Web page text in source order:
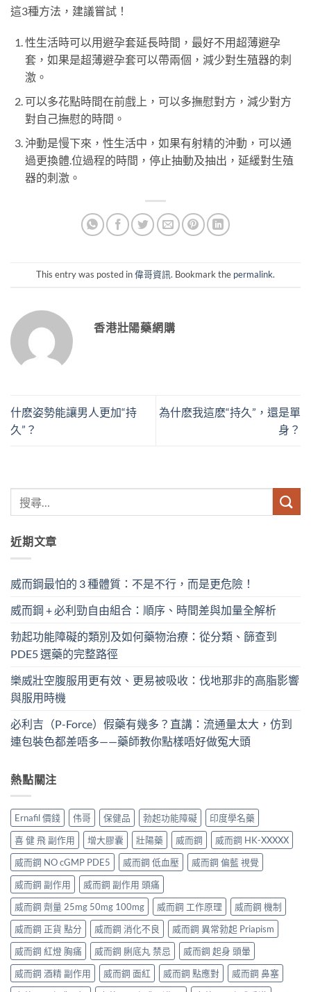
這3種方法，建議嘗試！
性生活時可以用避孕套延長時間，最好不用超薄避孕
套，如果是超薄避孕套可以帶兩個，減少對生殖器的刺
激。
可以多花點時間在前戲上，可以多撫慰對方，減少對方
對自己撫慰的時間。
沖動是慢下來，性生活中，如果有射精的沖動，可以通
過更換體.位過程的時間，停止抽動及抽出，延緩對生殖
器的刺激。
This entry was posted in偉哥資訊. Bookmark the permalink.
香港壯陽藥網購
什麽姿勢能讓男人更加“持
久”？
為什麽我這麽“持久”，還是單
身？
近期文章
威而鋼最怕的 3 種體質：不是不行，而是更危險！
威而鋼 + 必利勁自由組合：順序、時間差與加量全解析
勃起功能障礙的類別及如何藥物治療：從分類、篩查到
PDE5 選藥的完整路徑
樂威壯空腹服用更有效、更易被吸收：伐地那非的高脂影響
與服用時機
必利吉（P-Force）假藥有幾多？直講：流通量太大，仿到
連包裝色都差唔多——藥師教你點樣唔好做冤大頭
熱點關注
Ernafil 價錢 伟哥 保健品 勃起功能障礙
印度學名藥
喜 健 飛 副作用
增大膠囊 壯陽藥 威而鋼
威而鋼 HK-XXXXX
威而鋼 NO cGMP PDE5
威而鋼 低血壓
威而鋼 偏藍 視覺
威而鋼 副作用
威而鋼 副作用 頭痛
威而鋼 劑量 25mg 50mg 100mg
威而鋼 工作原理
威而鋼 機制
威而鋼 正貨 點分
威而鋼 消化不良
威而鋼 異常勃起 Priapism
威而鋼 紅燈 胸痛
威而鋼 脷底丸 禁忌
威而鋼 起身 頭暈
威而鋼 酒精 副作用
威而鋼 面紅 威而鋼 點應對
威而鋼 鼻塞